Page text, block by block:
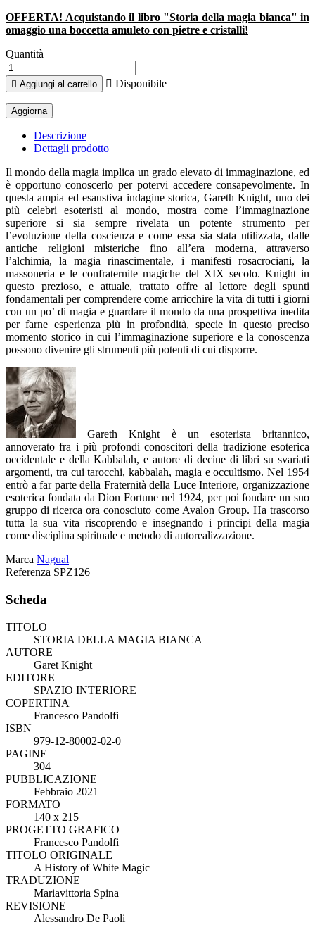
OFFERTA! Acquistando il libro "Storia della magia bianca" in
omaggio una boccetta amuleto con pietre e cristalli!
Quantità
 Aggiungi al carrello  Disponibile
Descrizione
Dettagli prodotto
Il mondo della magia implica un grado elevato di immaginazione, ed
è opportuno conoscerlo per potervi accedere consapevolmente. In
questa ampia ed esaustiva indagine storica, Gareth Knight, uno dei
più celebri esoteristi al mondo, mostra come l’immaginazione
superiore si sia sempre rivelata un potente strumento per
l’evoluzione della coscienza e come essa sia stata utilizzata, dalle
antiche religioni misteriche fino all’era moderna, attraverso
l’alchimia, la magia rinascimentale, i manifesti rosacrociani, la
massoneria e le confraternite magiche del XIX secolo. Knight in
questo prezioso, e attuale, trattato offre al lettore degli spunti
fondamentali per comprendere come arricchire la vita di tutti i giorni
con un po’ di magia e guardare il mondo da una prospettiva inedita
per farne esperienza più in profondità, specie in questo preciso
momento storico in cui l’immaginazione superiore e la conoscenza
possono divenire gli strumenti più potenti di cui disporre.
Gareth Knight è un esoterista britannico,
annoverato fra i più profondi conoscitori della tradizione esoterica
occidentale e della Kabbalah, e autore di decine di libri su svariati
argomenti, tra cui tarocchi, kabbalah, magia e occultismo. Nel 1954
entrò a far parte della Fraternità della Luce Interiore, organizzazione
esoterica fondata da Dion Fortune nel 1924, per poi fondare un suo
gruppo di ricerca ora conosciuto come Avalon Group. Ha trascorso
tutta la sua vita riscoprendo e insegnando i principi della magia
come disciplina spirituale e metodo di autorealizzazione.
Marca Nagual
Referenza SPZ126
Scheda
TITOLO
STORIA DELLA MAGIA BIANCA
AUTORE
Garet Knight
EDITORE
SPAZIO INTERIORE
COPERTINA
Francesco Pandolfi
ISBN
979-12-80002-02-0
PAGINE
304
PUBBLICAZIONE
Febbraio 2021
FORMATO
140 x 215
PROGETTO GRAFICO
Francesco Pandolfi
TITOLO ORIGINALE
A History of White Magic
TRADUZIONE
Mariavittoria Spina
REVISIONE
Alessandro De Paoli